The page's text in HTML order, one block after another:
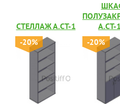
СТЕЛЛАЖ А.СТ-1
-20%
А.СТ-
-20%